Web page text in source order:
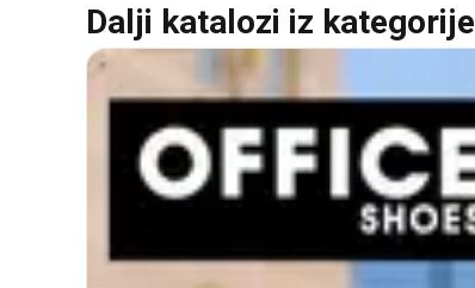
Dalji katalozi iz kategorije